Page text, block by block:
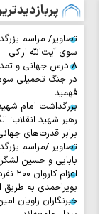
تصاویر/ مراسم
سوی آیت‌الله اراکی
۸ درس جهانی و
در جنگ تحمیلی
فهمید
بزرگداشت امام
رهبر شهید انقلاب؛
برابر قدرت‌های
تصاویر /مراسم
بابایی و حسین
بویراحمدی به
خبرنگاران راویان